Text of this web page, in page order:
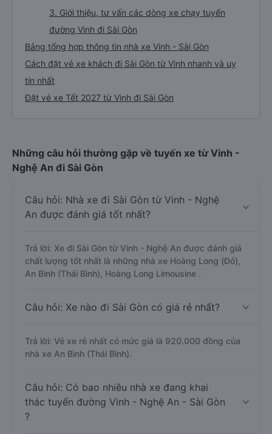
3. Giới thiệu, tư vấn các dòng xe chạy tuyến
đường Vinh đi Sài Gòn
Bảng tổng hợp thông tin nhà xe Vinh - Sài Gòn
Cách đặt vé xe khách đi Sài Gòn từ Vinh nhanh và uy
tín nhất
Đặt vé xe Tết 2027 từ Vinh đi Sài Gòn
Những câu hỏi thường gặp về tuyến xe từ Vinh -
Nghệ An đi Sài Gòn
Câu hỏi: Nhà xe đi Sài Gòn từ Vinh - Nghệ
An được đánh giá tốt nhất?
Trả lời: Xe đi Sài Gòn từ Vinh - Nghệ An được đánh giá
chất lượng tốt nhất là những nhà xe Hoàng Long (Đỏ),
An Bình (Thái Bình), Hoàng Long Limousine .
Câu hỏi: Xe nào đi Sài Gòn có giá rẻ nhất?
Trả lời: Vé xe rẻ nhất có mức giá là 920.000 đồng của
nhà xe An Bình (Thái Bình).
Câu hỏi: Có bao nhiêu nhà xe đang khai
thác tuyến đường Vinh - Nghệ An - Sài Gòn
?